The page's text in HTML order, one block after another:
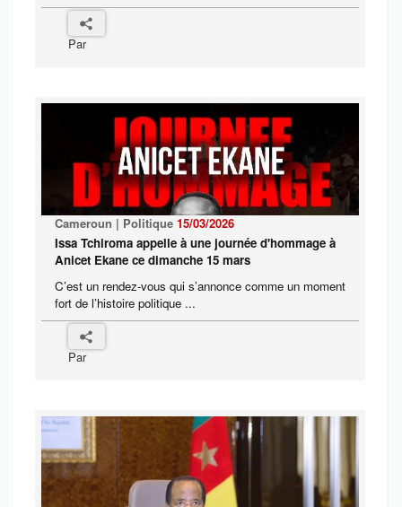
Par
Cameroun | Politique 15/03/2026
Issa Tchiroma appelle à une journée d'hommage à
Anicet Ekane ce dimanche 15 mars
C’est un rendez-vous qui s’annonce comme un moment
fort de l’histoire politique ...
Par